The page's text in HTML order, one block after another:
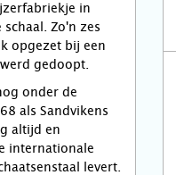
in
Zo'n zes
opgezet bij een
gedoopt.
onder de
als Sandvikens
altijd en
internationale
levert.